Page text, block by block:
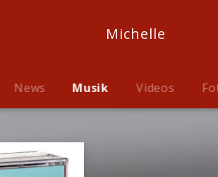
Michelle
News Musik Videos